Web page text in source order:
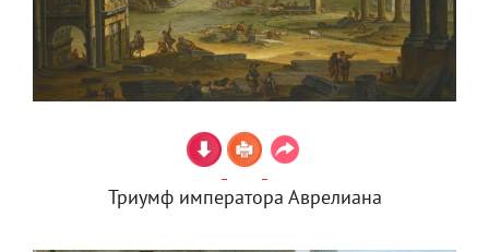
Триумф императора Аврелиана